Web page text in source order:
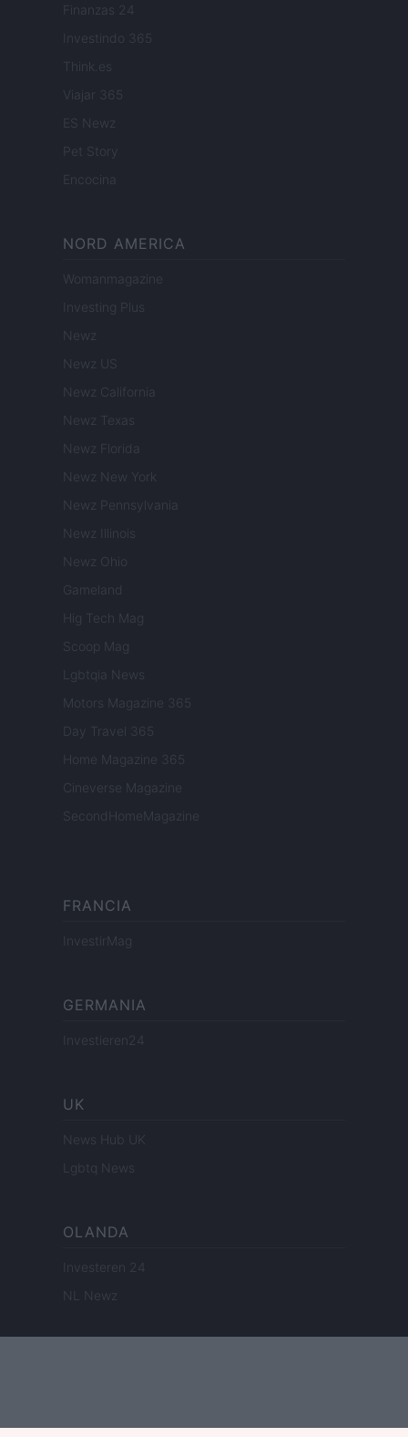
Finanzas 24
Investindo 365
Think.es
Viajar 365
ES Newz
Pet Story
Encocina
NORD AMERICA
Womanmagazine
Investing Plus
Newz
Newz US
Newz California
Newz Texas
Newz Florida
Newz New York
Newz Pennsylvania
Newz Illinois
Newz Ohio
Gameland
Hig Tech Mag
Scoop Mag
Lgbtqia News
Motors Magazine 365
Day Travel 365
Home Magazine 365
Cineverse Magazine
SecondHomeMagazine
FRANCIA
InvestirMag
GERMANIA
Investieren24
UK
News Hub UK
Lgbtq News
OLANDA
Investeren 24
NL Newz